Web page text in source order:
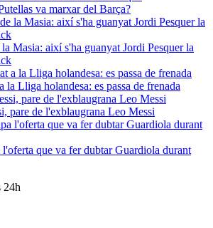
va marxar del Barça?
Masia: així s'ha guanyat Jordi Pesquer la
la Lliga holandesa: es passa de frenada
pare de l'exblaugrana Leo Messi
que va fer dubtar Guardiola durant
24h